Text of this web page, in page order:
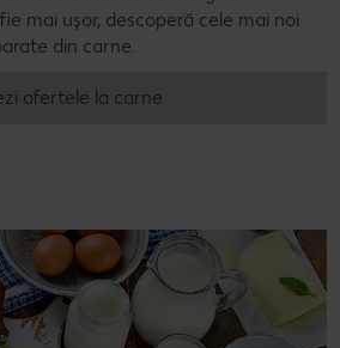
mai ușor, descoperă cele mai noi
din carne.
ofertele la carne